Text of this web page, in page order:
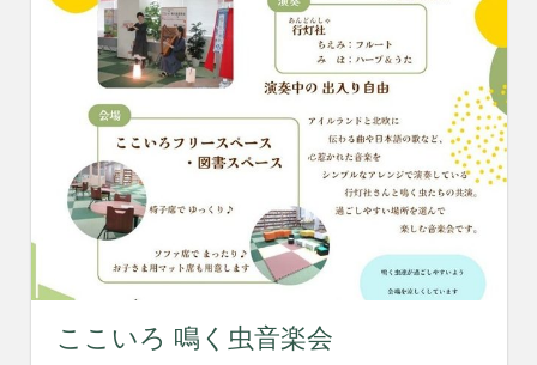
ここいろ 鳴く虫音楽会